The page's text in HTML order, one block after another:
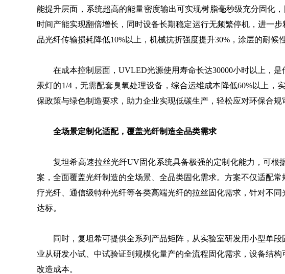
能提升层面，系统超高的能量密度输出可实现树脂毫秒级充分固化
时间产能实现翻倍增长，同时设备长期稳定运行无频繁停机，进一
品光纤传输损耗降低10%以上，机械抗折强度提升30%，涂层的耐
在成本控制层面，UVLED光源使用寿命长达30000小时以上，是
汞灯的1/4，无需配套臭氧处理设备，综合运维成本降低60%以上
保政策与绿色制造要求，助力企业实现低碳生产，轻松应对环保合规
全场景定制化适配，覆盖光纤制造全品类需求
复坦希高速拉丝光纤UV固化系统具备极强的定制化能力，可根
案，全面覆盖光纤制造的全场景、全品类固化需求。方案不仅适配
疗光纤、通信级特种光纤等各类高端光纤的拉丝固化需求，针对不
达标。
同时，复坦希可提供全系列产品矩阵，从实验室研发用小型单段
业从研发小试、中试验证到规模化量产的全流程固化需求，设备结
改造成本。